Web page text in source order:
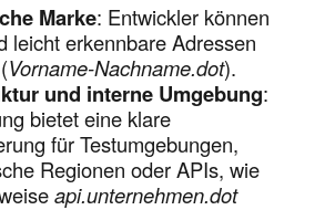
Marke: Entwickler können
leicht erkennbare Adressen
Vorname-Nachname.dot).
und interne Umgebung:
bietet eine klare
für Testumgebungen,
Regionen oder APIs, wie
api.unternehmen.dot